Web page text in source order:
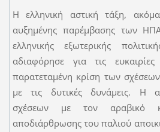
Η ελληνική αστική τάξη,
αυξημένης παρέμβασης των
ελληνικής εξωτερικής
αδιαφόρησε για τις
παρατεταμένη κρίση των
με τις δυτικές δυνάμεις. Η
σχέσεων με τον αραβικό
αποδιάρθρωσης του παλιού